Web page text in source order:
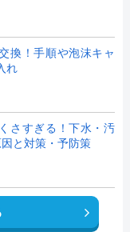
換！手順や泡沫キャ
れ
さすぎる！下水・汚
と対策・予防策